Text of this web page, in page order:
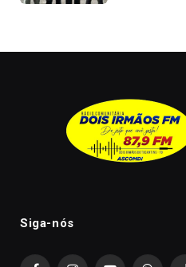
Siga-nós